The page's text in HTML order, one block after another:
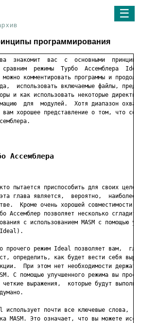
☰
программирования
знакомит  вас  с  основными
сравним  режимы  Турбо  Ассемблера
можно комментировать программы и
использовать включаемые файлы,
и как использовать некоторые
для  модулей.  Хотя диапазон
вам хорошее представление о том, что
Ассемблера
пытается приспособить для своих целей
глава является,  вероятно,  наиболее
Кроме очень хорошей совместимости
Ассемблер позволяет несколько сгладить
с использованием MASM с помощью
прочего режим Ideal позволяет вам,
определить, как будет вести себя
При этом нет необходимости держать
С помощью улучшенного режима вы
четкие выражения,  которые будут
использует почти все ключевые слова,
MASM. Это означает, что вы можете